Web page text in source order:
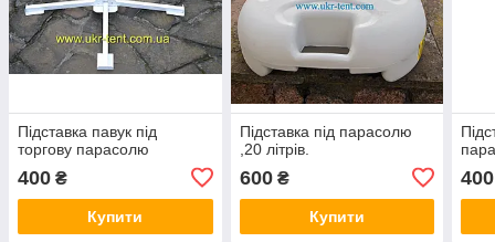
Підставка павук під
торгову парасолю
400 ₴
Купити
Підставка під парасолю
,20 літрів.
600₴
Купити
400